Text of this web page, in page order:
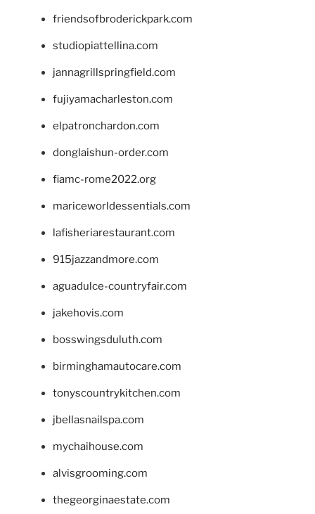
friendsofbroderickpark.com
studiopiattellina.com
jannagrillspringfield.com
fujiyamacharleston.com
elpatronchardon.com
donglaishun-order.com
fiamc-rome2022.org
mariceworldessentials.com
lafisheriarestaurant.com
915jazzandmore.com
aguadulce-countryfair.com
jakehovis.com
bosswingsduluth.com
birminghamautocare.com
tonyscountrykitchen.com
jbellasnailspa.com
mychaihouse.com
alvisgrooming.com
thegeorginaestate.com